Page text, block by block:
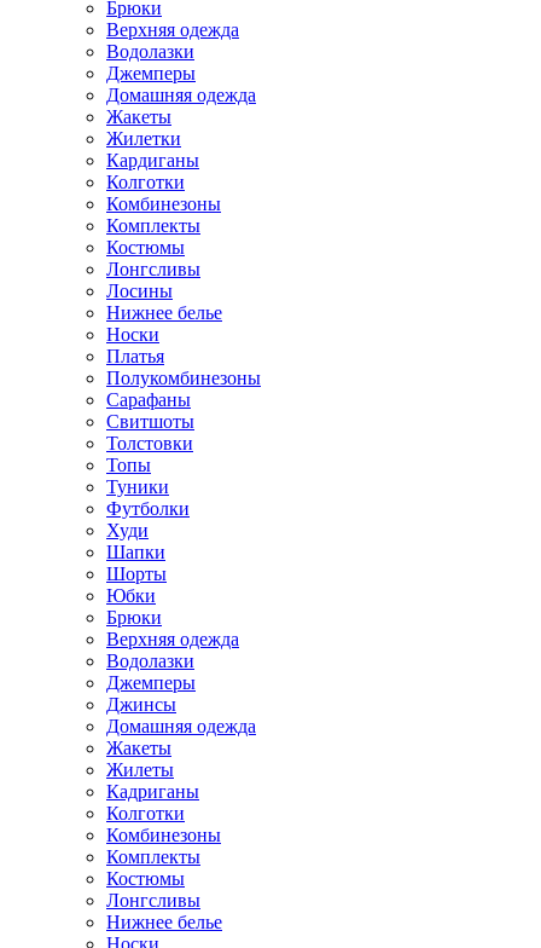
Брюки
Верхняя одежда
Водолазки
Джемперы
Домашняя одежда
Жакеты
Жилетки
Кардиганы
Колготки
Комбинезоны
Комплекты
Костюмы
Лонгсливы
Лосины
Нижнее белье
Носки
Платья
Полукомбинезоны
Сарафаны
Свитшоты
Толстовки
Топы
Туники
Футболки
Худи
Шапки
Шорты
Юбки
Брюки
Верхняя одежда
Водолазки
Джемперы
Джинсы
Домашняя одежда
Жакеты
Жилеты
Кадриганы
Колготки
Комбинезоны
Комплекты
Костюмы
Лонгсливы
Нижнее белье
Носки